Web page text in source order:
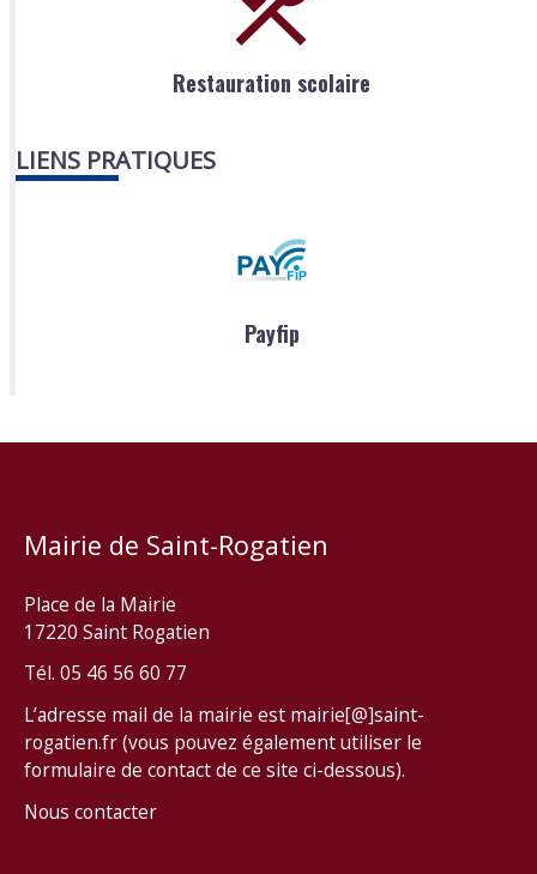
Restauration scolaire
LIENS PRATIQUES
Payfip
Mairie de Saint-Rogatien
Place de la Mairie
17220 Saint Rogatien
Tél. 05 46 56 60 77
L’adresse mail de la mairie est mairie[@]saint-
rogatien.fr (vous pouvez également utiliser le
formulaire de contact de ce site ci-dessous).
Nous contacter